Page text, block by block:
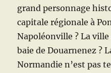
grand personnage
capitale régionale à
Napoléonville ? La
baie de Douarnenez ?
Normandie n’est pas